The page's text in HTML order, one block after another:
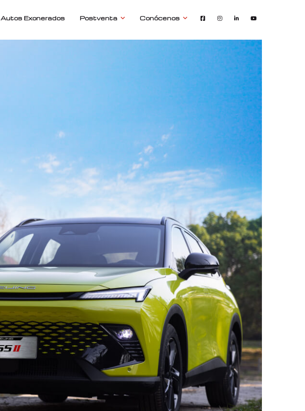
Autos Exonerados Postventa Conócenos